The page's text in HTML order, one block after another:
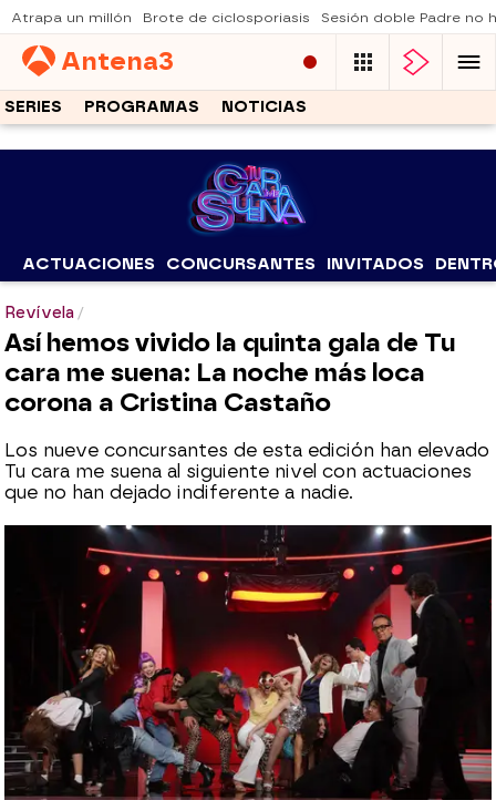
Atrapa un millón Brote de ciclosporiasis Sesión doble Padre no
Antena3
SERIES PROGRAMAS NOTICIAS
ACTUACIONES CONCURSANTES INVITADOS
Revívela
Así hemos vivido la quinta gala de Tu
cara me suena: La noche más loca
corona a Cristina Castaño
Los nueve concursantes de esta edición han elevado
Tu cara me suena al siguiente nivel con actuaciones
que no han dejado indiferente a nadie.